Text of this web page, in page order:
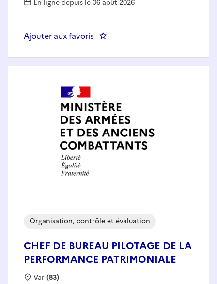
En ligne depuis le 06 août 2026
Ajouter aux favoris : VERIFICATEUR APPAREILS
CHEF DE BUREAU PILOTAGE DE LA
PERFORMANCE PATRIMONIALE
Organisation, contrôle et évaluation
Localisation :
Var (83)